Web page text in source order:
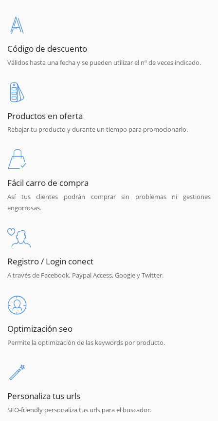
Código de descuento
Válidos hasta una fecha y se pueden utilizar el nº de veces indicado.
Productos en oferta
Rebajar tu producto y durante un tiempo para promocionarlo.
Fácil carro de compra
Así tus clientes podrán comprar sin problemas ni gestiones
engorrosas.
Registro / Login conect
A través de Facebook, Paypal Access, Google y Twitter.
Optimización seo
Permite la optimización de las keywords por producto.
Personaliza tus urls
SEO-friendly personaliza tus urls para el buscador.